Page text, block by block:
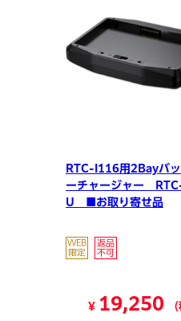
RTC-I116用2Bayバ
ーチャージャー
U ■お取り寄せ品
¥ 19,250